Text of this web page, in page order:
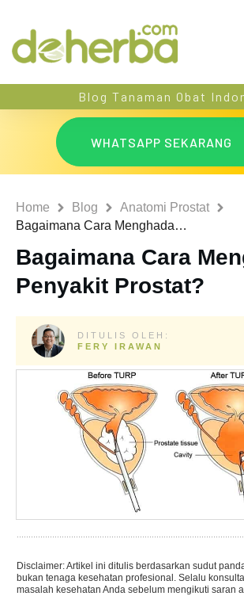
Blog Tanaman Obat
WHATSAPP SEKARANG
Home Blog
Anatomi Prostat
Bagaimana Cara Menghadapi Penyakit Prostat?
Bagaimana Cara
Penyakit Prostat?
DITULIS OLEH:
FERY IRAWAN
Disclaimer: Artikel ini ditulis berdasarkan sudut
bukan tenaga kesehatan profesional. Selalu
masalah kesehatan Anda sebelum mengikuti saran